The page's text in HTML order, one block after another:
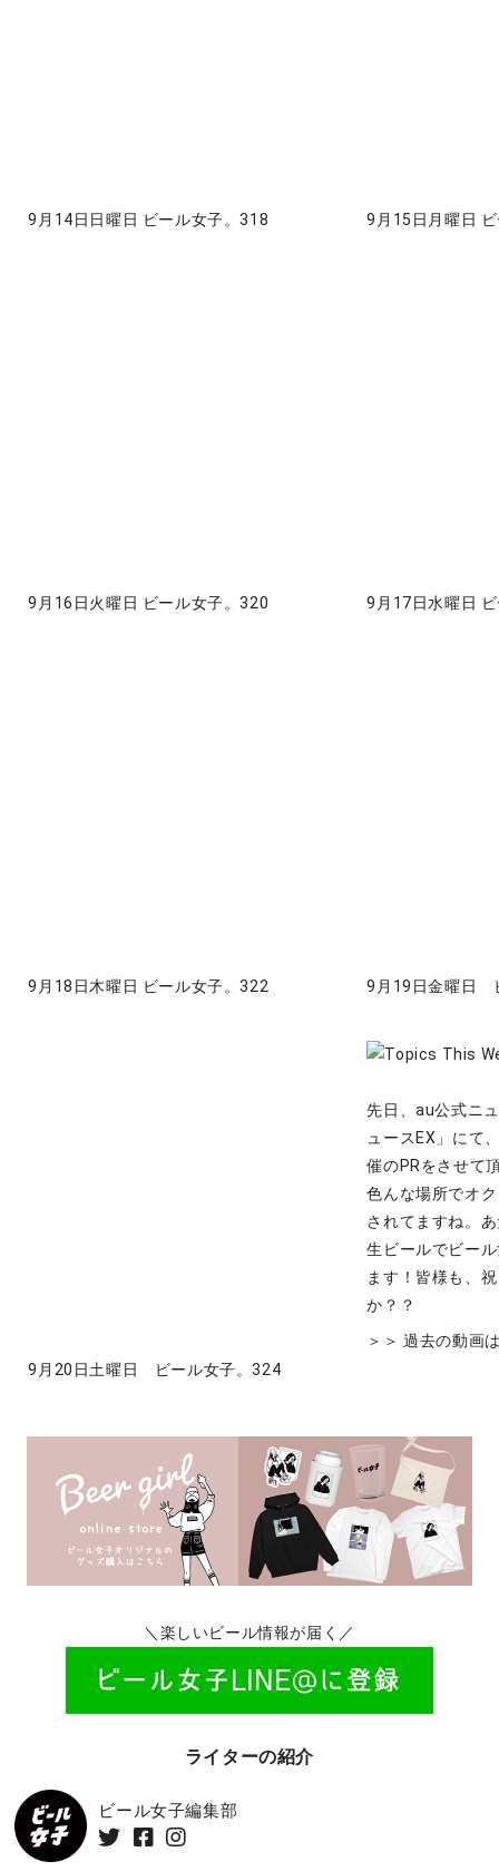
9月14日日曜日 ビール女子。318 9月15日月曜日
9月16日火曜日 ビール女子。320 9月17日水曜日
9月18日木曜日 ビール女子。322 9月19日金曜日
9月20日土曜日 ビール女子。324
先日、au公式ニ
ュースEX」にて
催のPRをさせて
色んな場所でオ
されてますね。
生ビールでビー
ます！皆様も、
か？？
＞＞ 過去の動画
＼楽しいビール情報が届く／
ライターの紹介
ビール女子編集部